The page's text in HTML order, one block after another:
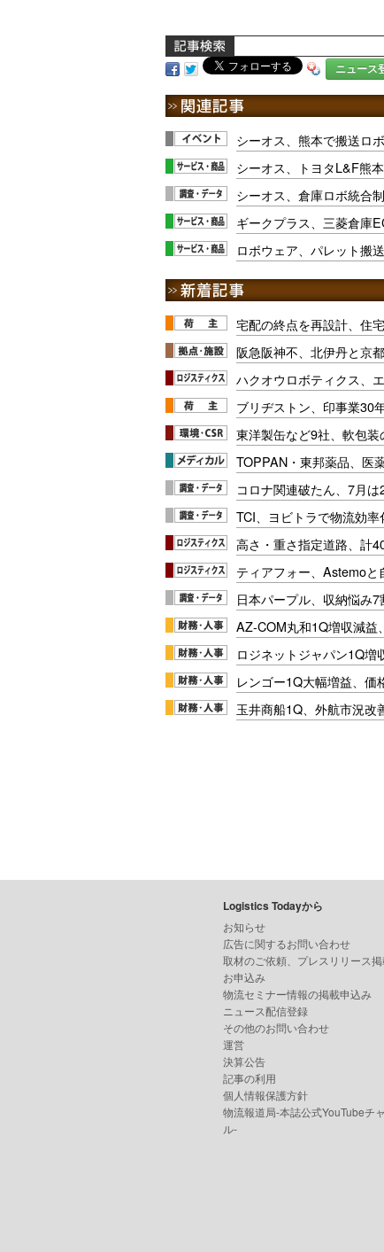
ニュース
シーオス、熊本で搬送ロ
シーオス、トヨタL&F熊
シーオス、倉庫ロボ統合
ギークプラス、三菱倉庫
ロボウェア、パレット搬
宅配の終点を再設計、住
阪急阪神不、北伊丹と京
ハクオウロボティクス、
ブリヂストン、印事業30
東洋製缶など9社、軟包
TOPPAN・東邦薬品、医
コロナ関連破たん、7月
TCI、ヨビトラで物流効
高さ・重さ指定道路、計
ティアフォー、Astemoと
日本パープル、収納悩み
AZ-COM丸和1Q増収減益
ロジネットジャパン1Q増
レンゴー1Q大幅増益、価
玉井商船1Q、外航市況改
Logistics Todayから
お知らせ
広告に関するお問い合わせ
取材のご依頼、プレスリリース
お申込み
物流セミナー情報の掲載申込み
ニュース配信登録
その他のお問い合わせ
運営
決算公告
記事の利用
個人情報保護方針
物流報道局-本誌公式YouTubeチ
ル-